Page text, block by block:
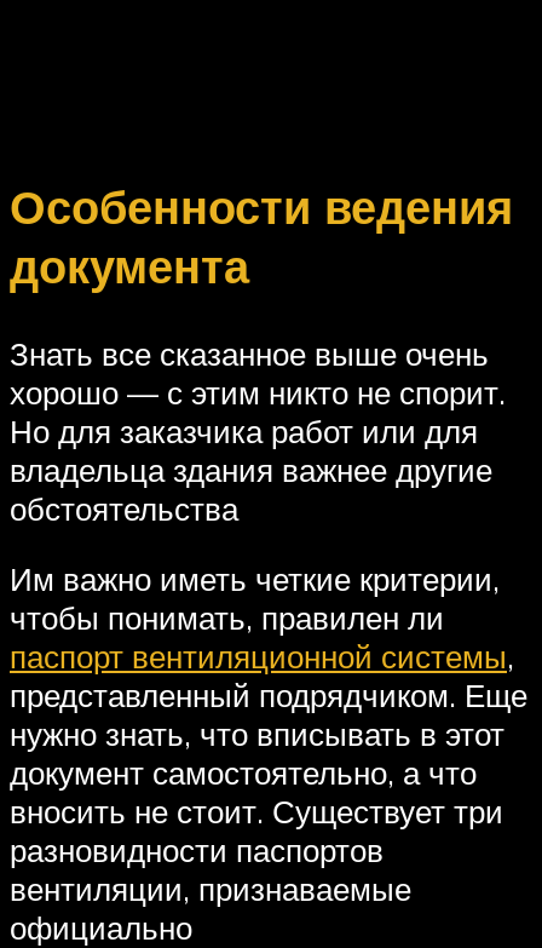
Особенности ведения
документа
Знать все сказанное выше очень
хорошо — с этим никто не спорит.
Но для заказчика работ или для
владельца здания важнее другие
обстоятельства
Им важно иметь четкие критерии,
чтобы понимать, правилен ли
паспорт вентиляционной системы,
представленный подрядчиком. Еще
нужно знать, что вписывать в этот
документ самостоятельно, а что
вносить не стоит. Существует три
разновидности паспортов
вентиляции, признаваемые
официально